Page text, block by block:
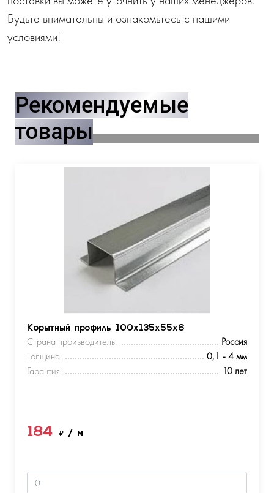
Будьте внимательны и ознакомьтесь с нашими
условиями!
Рекомендуемые
товары
Корытный профиль 100х135х55х6
Страна производитель:
Россия
Толщина:
0,1 - 4 мм
Гарантия:
10 лет
184 ₽ / м